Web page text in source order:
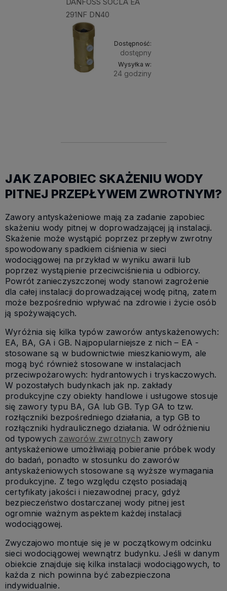
291NF DN40
Dostępność:
dostępny
Wysyłka w:
24 godziny
JAK ZAPOBIEC SKAŻENIU WODY
PITNEJ PRZEPŁYWEM ZWROTNYM?
Zawory antyskażeniowe mają za zadanie zapobiec
skażeniu wody pitnej w doprowadzającej ją instalacji.
Skażenie może wystąpić poprzez przepływ zwrotny
spowodowany spadkiem ciśnienia w sieci
wodociągowej na przykład w wyniku awarii lub
poprzez wystąpienie przeciwciśnienia u odbiorcy.
Powrót zanieczyszczonej wody stanowi zagrożenie
dla całej instalacji doprowadzającej wodę pitną, zatem
może bezpośrednio wpływać na zdrowie i życie osób
ją spożywających.
Wyróżnia się kilka typów zaworów antyskażenowych:
EA, BA, GA i GB. Najpopularniejsze z nich – EA -
stosowane są w budownictwie mieszkaniowym, ale
mogą być również stosowane w instalacjach
przeciwpożarowych: hydrantowych i tryskaczowych.
W pozostałych budynkach jak np. zakłady
produkcyjne czy obiekty handlowe i usługowe stosuje
się zawory typu BA, GA lub GB. Typ GA to tzw.
rozłączniki bezpośredniego działania, a typ GB to
rozłączniki hydraulicznego działania. W odróżnieniu
od typowych zaworów zwrotnych zawory
antyskażeniowe umożliwiają pobieranie próbek wody
do badań, ponadto w stosunku do zaworów
antyskażeniowych stosowane są wyższe wymagania
produkcyjne. Z tego względu często posiadają
certyfikaty jakości i niezawodnej pracy, gdyż
bezpieczeństwo dostarczanej wody pitnej jest
ogromnie ważnym aspektem każdej instalacji
wodociągowej.
Zwyczajowo montuje się je w początkowym odcinku
sieci wodociągowej wewnątrz budynku. Jeśli w danym
obiekcie znajduje się kilka instalacji wodociągowych, to
każda z nich powinna być zabezpieczona
indywidualnie.